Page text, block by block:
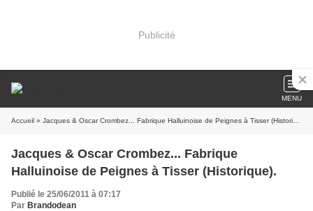
Publicité
MENU
Accueil » Jacques & Oscar Crombez... Fabrique Halluinoise de Peignes à Tisser (Historique).
Jacques & Oscar Crombez... Fabrique
Halluinoise de Peignes à Tisser (Historique).
Publié le 25/06/2011 à 07:17
Par Brandodean